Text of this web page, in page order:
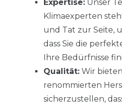
Expertise: Unser
Klimaexperten
und Tat zur Seite,
dass Sie die
Ihre Bedürfnisse
Qualität: Wir
renommierten
sicherzustellen,